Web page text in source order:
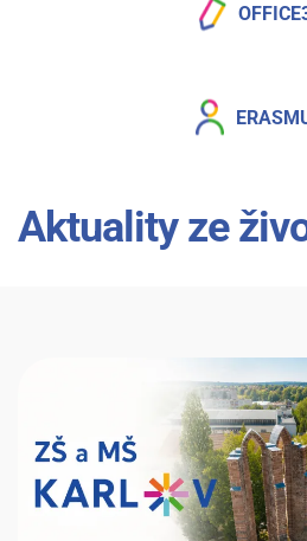
Aktuality ze